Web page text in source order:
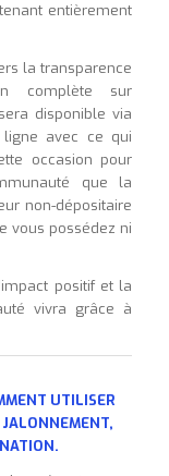
entièrement
la transparence
complète sur
disponible via
ligne avec ce qui
occasion pour
que la
non-dépositaire
vous possédez ni
positif et la
vivra grâce à
UTILISER